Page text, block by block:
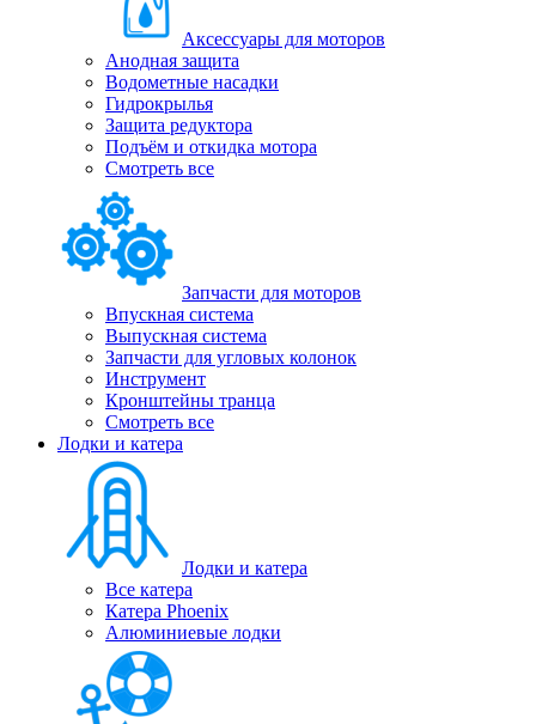
Аксессуары для моторов
Анодная защита
Водометные насадки
Гидрокрылья
Защита редуктора
Подъём и откидка мотора
Смотреть все
Запчасти для моторов
Впускная система
Выпускная система
Запчасти для угловых колонок
Инструмент
Кронштейны транца
Смотреть все
Лодки и катера
Лодки и катера
Все катера
Катера Phoenix
Алюминиевые лодки